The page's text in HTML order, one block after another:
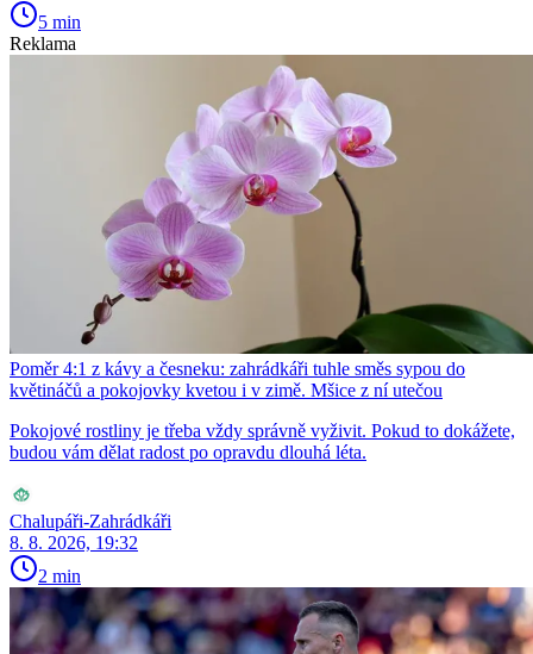
5 min
Reklama
Poměr 4:1 z kávy a česneku: zahrádkáři tuhle směs sypou do
květináčů a pokojovky kvetou i v zimě. Mšice z ní utečou
Pokojové rostliny je třeba vždy správně vyživit. Pokud to dokážete,
budou vám dělat radost po opravdu dlouhá léta.
Chalupáři-Zahrádkáři
8. 8. 2026, 19:32
2 min